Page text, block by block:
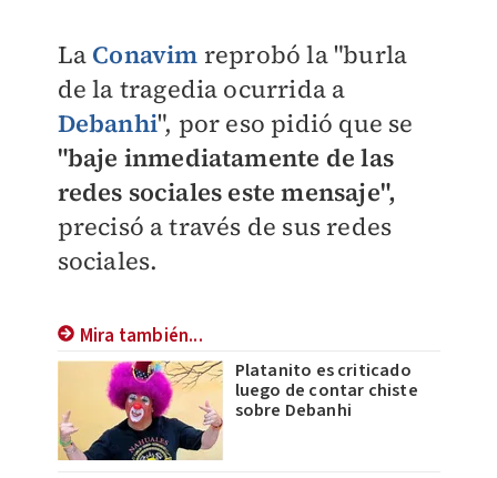
La Conavim reprobó la "burla
de la tragedia ocurrida a
Debanhi", por eso pidió que se
"baje inmediatamente de las
redes sociales este mensaje",
precisó a través de sus redes
sociales.
Mira también...
Platanito es criticado
luego de contar chiste
sobre Debanhi